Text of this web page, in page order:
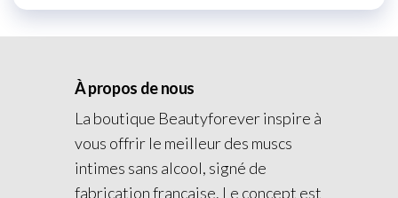
À propos de nous
La boutique Beautyforever inspire à
vous offrir le meilleur des muscs
intimes sans alcool, signé de
fabrication française. Le concept est